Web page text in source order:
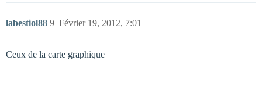
labestiol88 Février 19, 2012, 7:01
9
Ceux de la carte graphique